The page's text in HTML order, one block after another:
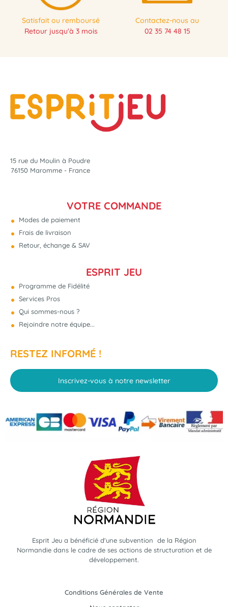
Satisfait ou remboursé
Retour jusqu'à 3 mois
Contactez-nous au
02 35 74 48 15
15 rue du Moulin à Poudre
76150 Maromme - France
VOTRE COMMANDE
Modes de paiement
Frais de livraison
Retour, échange & SAV
ESPRIT JEU
Programme de Fidélité
Services Pros
Qui sommes-nous ?
Rejoindre notre équipe...
RESTEZ INFORMÉ !
Inscrivez-vous à notre newsletter
Esprit Jeu a bénéficié d'une subvention de la Région
Normandie dans le cadre de ses actions de structuration et de
développement.
Conditions Générales de Vente